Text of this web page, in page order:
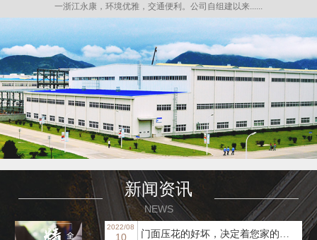
一浙江永康，环境优雅，交通便利。公司自组建以来......
新闻资讯
NEWS
2022/08
10